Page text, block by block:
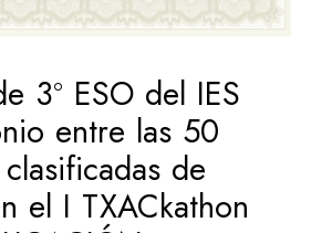
3º ESO del IES
entre las 50
de
el I TXACkathon